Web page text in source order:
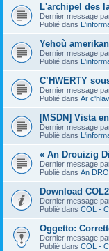
L'archipel des
Dernier message
Publié dans
Yehoù
Dernier message
Publié dans
C’HWERTY
Dernier message
Publié dans Ar
[MSDN] Vista
Dernier message
Publié dans
« An Drouizig
Dernier message
Publié dans An
Download
Dernier message
Publié dans COL -
Oggetto:
Dernier message
Publié dans COL -